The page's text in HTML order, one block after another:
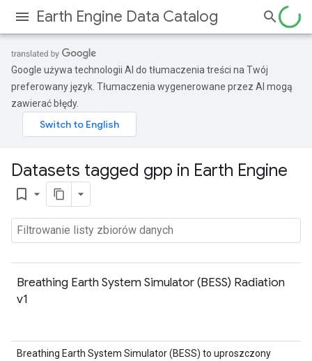
Earth Engine Data Catalog
Google używa technologii AI do tłumaczenia treści na Twój
preferowany język. Tłumaczenia wygenerowane przez AI mogą
zawierać błędy.
Datasets tagged gpp in Earth Engine
bookmark_border
Breathing Earth System Simulator (BESS) Radiation
v1
Breathing Earth System Simulator (BESS) to uproszczony